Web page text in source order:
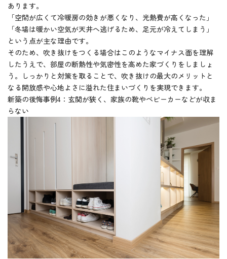
あります。
「空間が広くて冷暖房の効きが悪くなり、光熱費が高くなった」
「冬場は暖かい空気が天井へ逃げるため、足元が冷えてしまう」
という点が主な理由です。
そのため、吹き抜けをつくる場合はこのようなマイナス面を理解
したうえで、部屋の断熱性や気密性を高めた家づくりをしましょ
う。しっかりと対策を取ることで、吹き抜けの最大のメリットと
なる開放感や心地よさに溢れた住まいづくりを実現できます。
新築の後悔事例4：玄関が狭く、家族の靴やベビーカーなどが収ま
らない